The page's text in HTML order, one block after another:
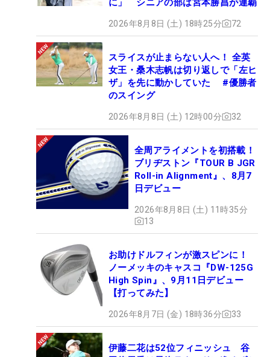
に」 シニアの部は宮本勝昌が連覇
2026年8月8日 (土) 18時25分 72
スライスが止まらない人へ！ 全英
女王・桑木志帆は切り返しで「左ヒ
ザ」を先に動かしていた #優勝者
のスイング
2026年8月8日 (土) 12時00分 32
全周アライメントを初搭載！
ブリヂストン『TOUR B JGR
Roll-in Alignment』、8月7
日デビュー
2026年8月8日 (土) 11時35分
13
お助けドルフィンが激スピンに！
ノーメッキのキャスコ『DW-125G
High Spin』、9月11日デビュー
【打ってみた】
2026年8月7日 (金) 18時36分 33
伊藤二花は52位フィニッシュ 谷